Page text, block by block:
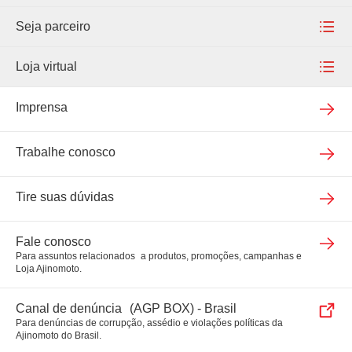
Corporativa
Projeto Vitória
Alimentos
Food Ingredients
Suplementos
Seja parceiro
Seja um fornecedor
Venda nossos produtos
Loja virtual
Loja virtual
Meu pedido
Imprensa
Trabalhe conosco
Tire suas dúvidas
Fale conosco
Para assuntos relacionados a produtos, promoções, campanhas e
Loja Ajinomoto.
Canal de denúncia (AGP BOX) - Brasil
Para denúncias de corrupção, assédio e violações políticas da
Ajinomoto do Brasil.